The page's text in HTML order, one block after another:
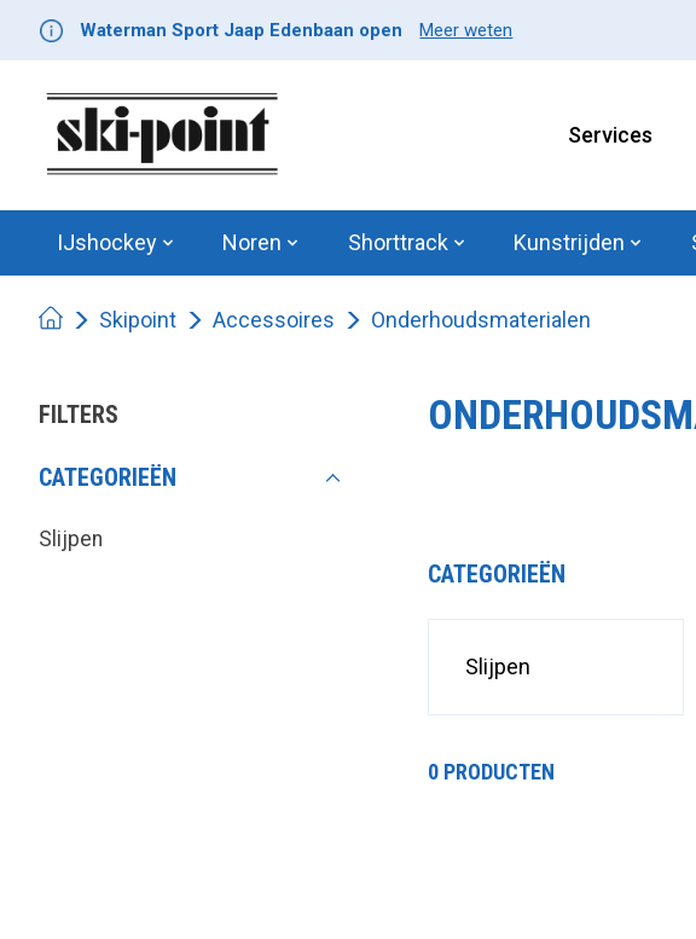
Waterman Sport Jaap Edenbaan open Meer weten
Services
IJshockey Noren Shorttrack Kunstrijden
Skipoint Accessoires Onderhoudsmaterialen
FILTERS
CATEGORIEËN
Slijpen
CATEGORIEËN
Slijpen
0 PRODUCTEN